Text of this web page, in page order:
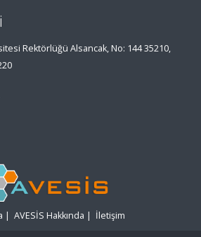
Rektörlüğü Alsancak, No: 144 35210,
| AVESİS Hakkında | İletişim